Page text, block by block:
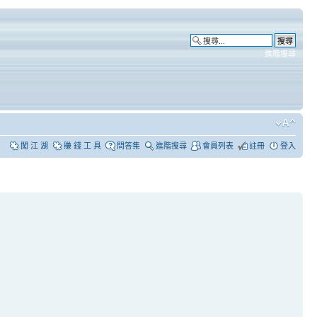
進階搜尋
闖 江 湖 賺 錢 工 具 問答集 進階搜尋 會員列表 註冊 登入